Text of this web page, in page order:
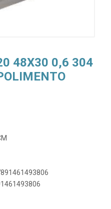
48X30 0,6 304